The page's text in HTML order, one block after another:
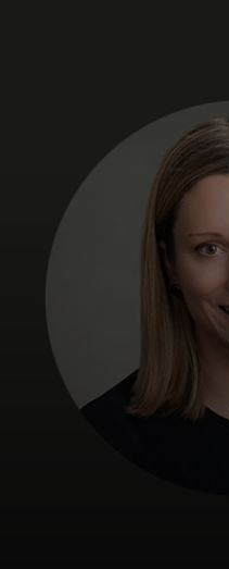
Pro svět
Pro inovátory
Novinky a